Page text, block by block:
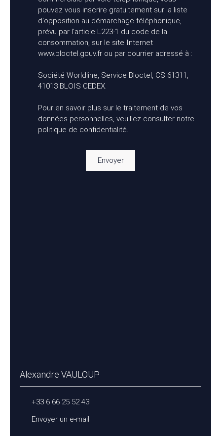
pouvez vous inscrire gratuitement sur la liste
d'opposition au démarchage téléphonique,
prévu par l'article L223-1 du code de la
consommation, sur le site Internet
www.bloctel.gouv.fr ou par courrier adressé à :
Société Worldline, Service Bloctel, CS 61311,
41013 BLOIS CEDEX.
Pour en savoir plus sur le traitement de vos
données personnelles, veuillez consulter notre
politique de confidentialité.
Envoyer
Alexandre VAULOUP
+33 6 66 25 52 43
Envoyer un e-mail